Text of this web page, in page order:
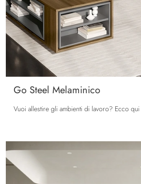
Go Steel Melaminico